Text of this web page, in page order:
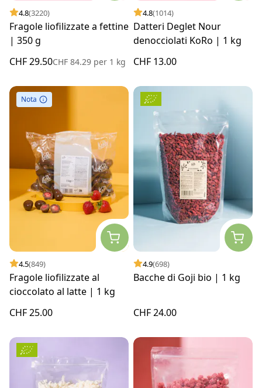
4.8(3220)
Fragole liofilizzate a fettine
| 350 g
CHF 29.50CHF 84.29 per 1 kg
4.8(1014)
Datteri Deglet Nour
denocciolati KoRo | 1 kg
CHF 13.00
Nota
4.5(849)
Fragole liofilizzate al
cioccolato al latte | 1 kg
CHF 25.00
4.9(698)
Bacche di Goji bio | 1 kg
CHF 24.00